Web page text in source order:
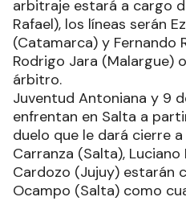
arbitraje estará a cargo
Rafael), los líneas serán
(Catamarca) y Fernando
Rodrigo Jara (Malargue)
árbitro.
Juventud Antoniana y 9
enfrentan en Salta a
duelo que le dará cierre
Carranza (Salta),
Cardozo (Jujuy) estarán
Ocampo (Salta) como